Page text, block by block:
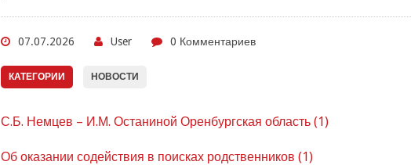
07.07.2026 User 0 Комментариев
КАТЕГОРИИ НОВОСТИ
С.Б. Немцев – И.М. Останиной Оренбургская область (1)
Об оказании содействия в поисках родственников (1)